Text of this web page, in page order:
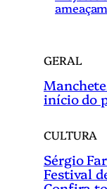
GERAL
início do
CULTURA
Sérgio
Festival